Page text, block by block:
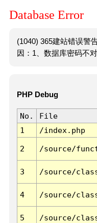
Database Error
(1040) 365建站错误警
因：1、数据库密码不
PHP Debug
No. File
1
/index.php
2 /source/
3 /source/
4 /source/
5 /source/